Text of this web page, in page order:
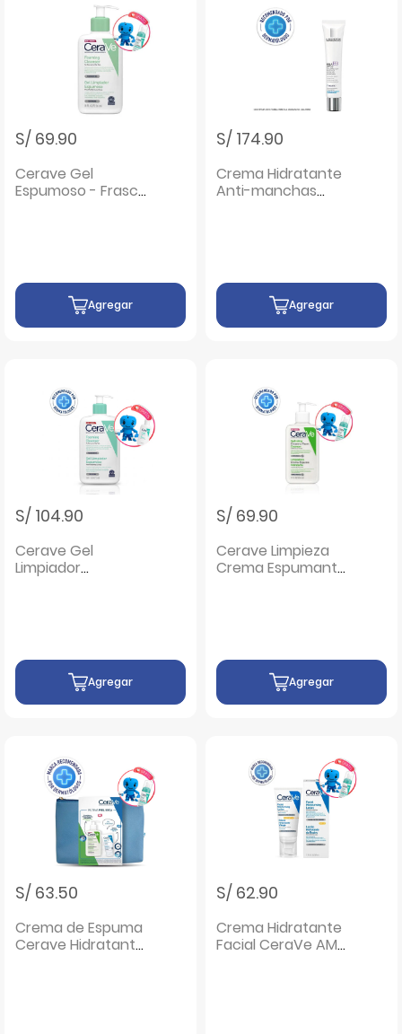
S/ 69.90
Cerave Gel
Espumoso - Frasco
Agregar
S/ 174.90
Crema Hidratante
Anti-manchas
Agregar
S/ 104.90
Cerave Gel
Limpiador
Agregar
S/ 69.90
Cerave Limpieza
Crema Espumante
Agregar
S/ 63.50
Crema de Espuma
Cerave Hidratante
S/ 62.90
Crema Hidratante
Facial CeraVe AM